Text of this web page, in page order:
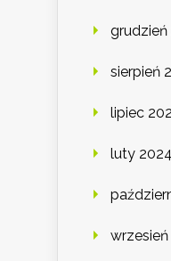
grudzień
sierpień
lipiec
luty 2024